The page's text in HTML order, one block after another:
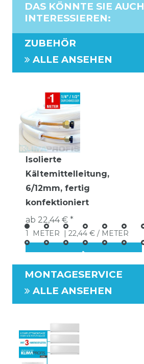
DAS KÖNNTE SIE AUCH
INTERESSIEREN:
ZUBEHÖR
ALLE ANSEHEN
Isolierte
Kältemittelleitung,
6/12mm, fertig
konfektioniert
ab 22,44 € *
1 METER | 22,44 € / METER
MONTAGESERVICE
ALLE ANSEHEN